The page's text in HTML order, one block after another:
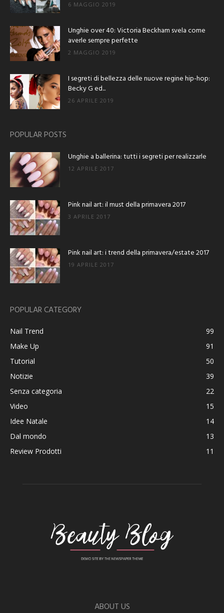
6 MAGGIO 2019
Unghie over 40: Victoria Beckham svela come
averle sempre perfette
2 MAGGIO 2019
I segreti di bellezza delle nuove regine hip-hop:
Becky G ed...
26 APRILE 2019
POPULAR POSTS
Unghie a ballerina: tutti i segreti per realizzarle
12 APRILE 2017
Pink nail art: il must della primavera 2017
3 APRILE 2017
Pink nail art: i trend della primavera/estate 2017
19 APRILE 2017
POPULAR CATEGORY
Nail Trend
99
Make Up
91
Tutorial
50
Notizie
39
Senza categoria
22
Video
15
Idee Natale
14
Dal mondo
13
Review Prodotti
11
ABOUT US